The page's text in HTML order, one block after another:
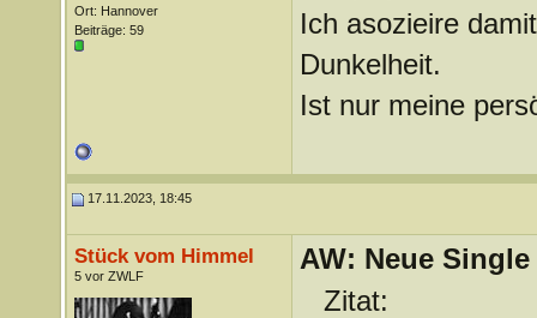
Ort: Hannover
Beiträge: 59
Ich asozieire
Dunkelheit.
Ist nur meine
17.11.2023, 18:45
Stück vom Himmel
5 vor ZWLF
AW: Neue
Zitat: